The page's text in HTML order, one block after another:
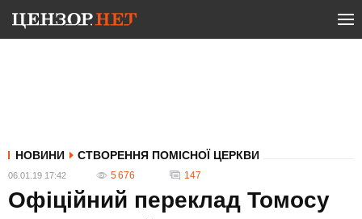
НОВИНИ СТВОРЕННЯ ПОМІСНОЇ ЦЕРКВИ
06.01.19 17:42 5 676 147
Офіційний переклад Томосу